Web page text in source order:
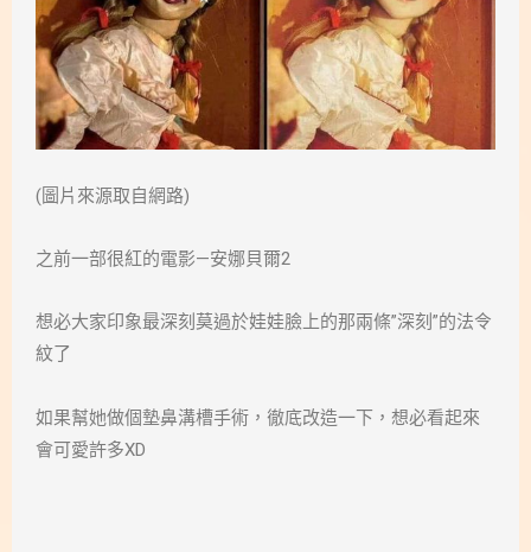
(圖片來源取自網路)
之前一部很紅的電影—安娜貝爾2
想必大家印象最深刻莫過於娃娃臉上的那兩條”深刻”的法令
紋了
如果幫她做個墊鼻溝槽手術，徹底改造一下，想必看起來
會可愛許多XD